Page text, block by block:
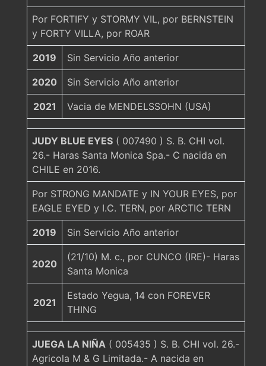
Por FORTIFY y STORMY VIL, por BERNSTEIN
y FORTY VILLA, por ROAR
2019 Sin Servicio Año anterior
2020 Sin Servicio Año anterior
2021 Vacia de MENDELSSOHN (USA)
JUDY BLUE EYES ( 007490 ) S. B. CHI vol.
26.- Haras Santa Monica Spa.- C nacida en
CHILE en 2016.
Por STRONG MANDATE y IN YOUR EYES, por
EAGLE EYED y I.C. TERN, por ARCTIC TERN
2019 Sin Servicio Año anterior
2020
(21/10) M. c., por CUNCO (IRE)- Haras
Santa Monica
2021
Estado Yegua, 14 con FOREVER
THING
JUEGA LA NIÑA ( 005435 ) S. B. CHI vol. 26.-
Agricola M & G Limitada.- A nacida en